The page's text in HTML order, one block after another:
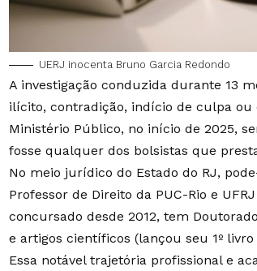
UERJ inocenta Bruno Garcia Redondo
A investigação conduzida durante 13
ilícito, contradição, indício de culpa ou
Ministério Público, no início de 2025,
fosse qualquer dos bolsistas que
No meio jurídico do Estado do RJ,
Professor de Direito da PUC-Rio e
concursado desde 2012, tem
e artigos científicos (lançou seu 1º
Essa notável trajetória profissional e